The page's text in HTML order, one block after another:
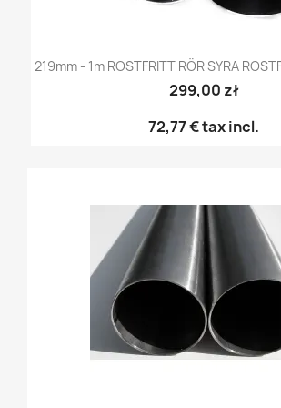
219mm - 1m ROSTFRITT RÖR SYRA
299,00 zł
72,77 €tax incl.